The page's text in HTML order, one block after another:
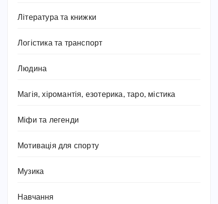
Література та книжки
Логістика та транспорт
Людина
Магія, хіромантія, езотерика, таро, містика
Міфи та легенди
Мотивація для спорту
Музика
Навчання